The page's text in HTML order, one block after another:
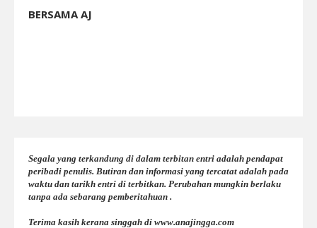
BERSAMA AJ
Segala yang terkandung di dalam terbitan entri adalah pendapat
peribadi penulis. Butiran dan informasi yang tercatat adalah pada
waktu dan tarikh entri di terbitkan. Perubahan mungkin berlaku
tanpa ada sebarang pemberitahuan .
Terima kasih kerana singgah di www.anajingga.com